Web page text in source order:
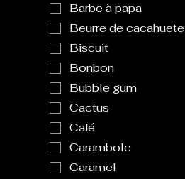
Barbe à papa
Beurre de cacahuete
Biscuit
Bonbon
Bubble gum
Cactus
Café
Carambole
Caramel